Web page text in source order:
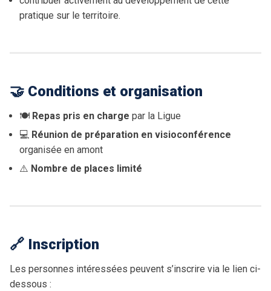
Tournoi 3×3 des Pôles
pratique sur le territoire.
🤝 Conditions et organisation
🍽 Repas pris en charge par la Ligue
💻 Réunion de préparation en visioconférence
organisée en amont
⚠️ Nombre de places limité
🔗 Inscription
Les personnes intéressées peuvent s’inscrire via le lien ci-
dessous :